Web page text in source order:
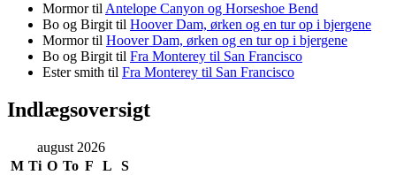
Mormortil Antelope Canyon og Horseshoe Bend
Bo og Birgit til Hoover Dam, ørken og en tur op i bjergene
Mormortil Hoover Dam, ørken og en tur op i bjergene
Bo og Birgit til Fra Monterey til San Francisco
Ester smith til Fra Monterey til San Francisco
Indlægsoversigt
august 2026
M Ti O To F L
S